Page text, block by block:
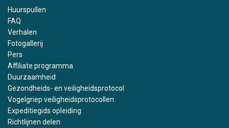
Huurspullen
FAQ
Verhalen
Fotogallerij
Pers
Affiliate programma
Duurzaamheid
Gezondheids- en veiligheidsprotocol
Vogelgriep veiligheidsprotocollen
Expeditiegids opleiding
Richtlijnen delen